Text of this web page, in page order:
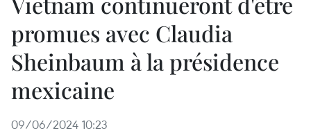
promues avec Claudia
Sheinbaum à la présidence
mexicaine
09/06/2024 10:23